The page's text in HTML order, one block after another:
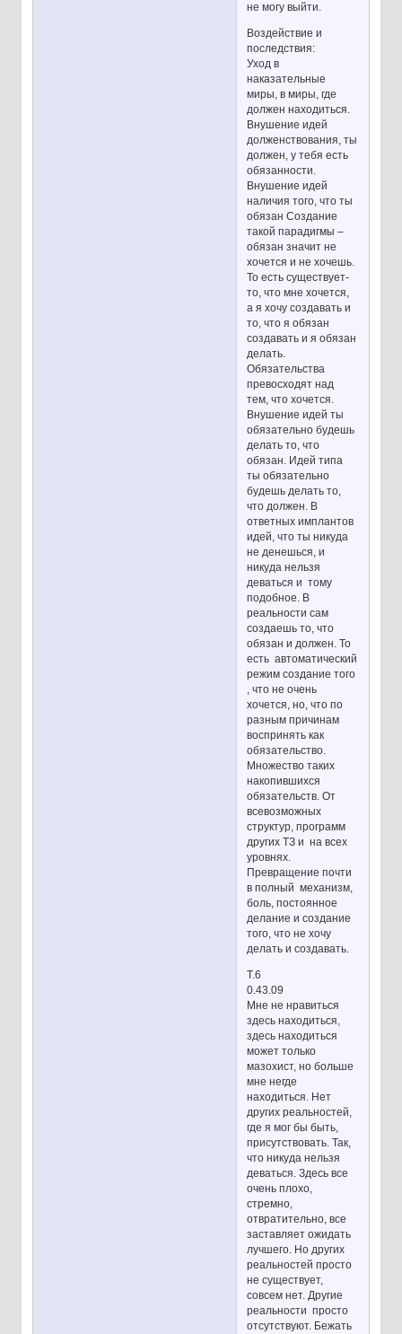
не могу выйти.
Воздействие и
последствия:
Уход в
наказательные
миры, в миры, где
должен находиться.
Внушение идей
долженствования, ты
должен, у тебя есть
обязанности.
Внушение идей
наличия того, что ты
обязан Создание
такой парадигмы –
обязан значит не
хочется и не хочешь.
То есть существует-
то, что мне хочется,
а я хочу создавать и
то, что я обязан
создавать и я обязан
делать.
Обязательства
превосходят над
тем, что хочется.
Внушение идей ты
обязательно будешь
делать то, что
обязан. Идей типа
ты обязательно
будешь делать то,
что должен. В
ответных имплантов
идей, что ты никуда
не денешься, и
никуда нельзя
деваться и тому
подобное. В
реальности сам
создаешь то, что
обязан и должен. То
есть автоматический
режим создание того
, что не очень
хочется, но, что по
разным причинам
воспринять как
обязательство.
Множество таких
накопившихся
обязательств. От
всевозможных
структур, программ
других ТЗ и на всех
уровнях.
Превращение почти
в полный механизм,
боль, постоянное
делание и создание
того, что не хочу
делать и создавать.
Т.6
0.43.09
Мне не нравиться
здесь находиться,
здесь находиться
может только
мазохист, но больше
мне негде
находиться. Нет
других реальностей,
где я мог бы быть,
присутствовать. Так,
что никуда нельзя
деваться. Здесь все
очень плохо,
стремно,
отвратительно, все
заставляет ожидать
лучшего. Но других
реальностей просто
не существует,
совсем нет. Другие
реальности просто
отсутствуют. Бежать